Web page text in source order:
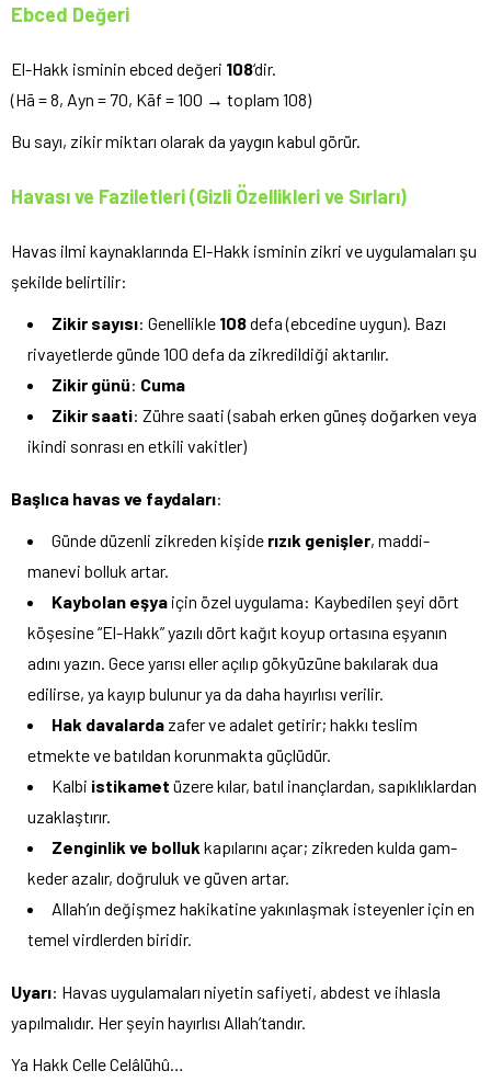
Ebced Değeri
El-Hakk isminin ebced değeri 108‘dir.
(Hā = 8, Ayn = 70, Kāf = 100 → toplam 108)
Bu sayı, zikir miktarı olarak da yaygın kabul görür.
Havası ve Faziletleri (Gizli Özellikleri ve Sırları)
Havas ilmi kaynaklarında El-Hakk isminin zikri ve uygulamaları şu
şekilde belirtilir:
Zikir sayısı: Genellikle 108defa (ebcedine uygun). Bazı
rivayetlerde günde 100 defa da zikredildiği aktarılır.
Zikir günü: Cuma
Zikir saati: Zühre saati (sabah erken güneş doğarken veya
ikindi sonrası en etkili vakitler)
Başlıca havas ve faydaları:
Günde düzenli zikreden kişide rızık genişler, maddi-
manevi bolluk artar.
Kaybolan eşya için özel uygulama: Kaybedilen şeyi dört
köşesine “El-Hakk” yazılı dört kağıt koyup ortasına eşyanın
adını yazın. Gece yarısı eller açılıp gökyüzüne bakılarak dua
edilirse, ya kayıp bulunur ya da daha hayırlısı verilir.
Hak davalarda zafer ve adalet getirir; hakkı teslim
etmekte ve batıldan korunmakta güçlüdür.
Kalbi istikamet üzere kılar, batıl inançlardan, sapıklıklardan
uzaklaştırır.
Zenginlik ve bolluk kapılarını açar; zikreden kulda gam-
keder azalır, doğruluk ve güven artar.
Allah’ın değişmez hakikatine yakınlaşmak isteyenler için en
temel virdlerden biridir.
Uyarı: Havas uygulamaları niyetin safiyeti, abdest ve ihlasla
yapılmalıdır. Her şeyin hayırlısı Allah’tandır.
Ya Hakk Celle Celâlühû…